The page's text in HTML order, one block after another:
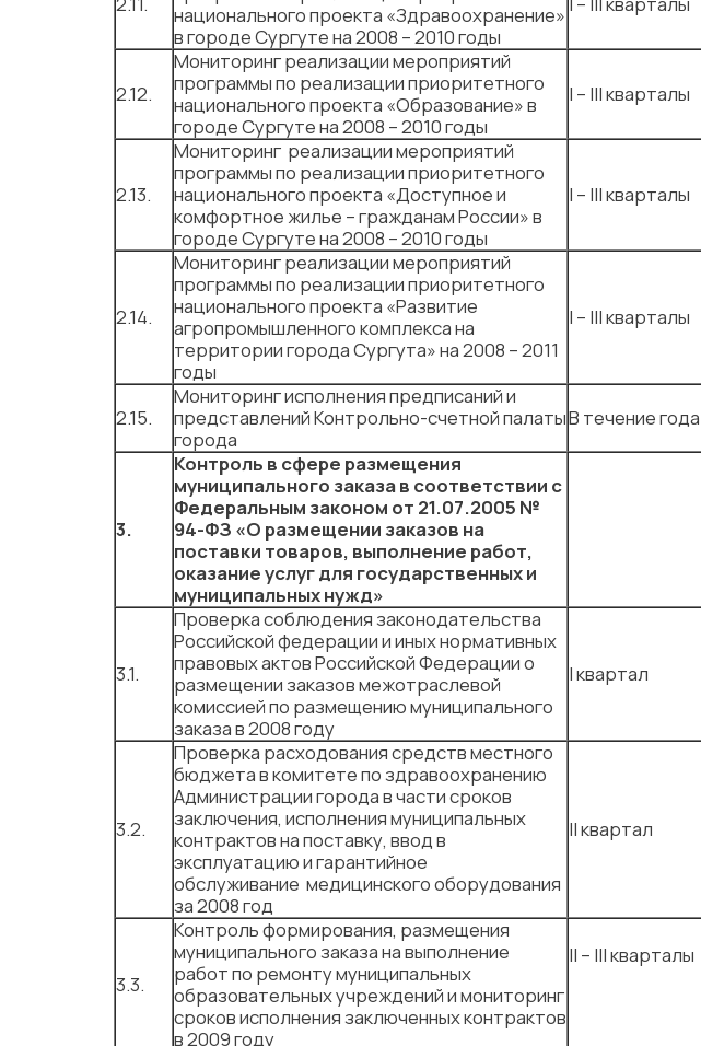
национального проекта «Здравоохранение»
в городе Сургуте на 2008 – 2010 годы
2.12.
Мониторинг реализации мероприятий
программы по реализации приоритетного
национального проекта «Образование» в
городе Сургуте на 2008 – 2010 годы
I – III кварталы
2.13.
Мониторинг реализации мероприятий
программы по реализации приоритетного
национального проекта «Доступное и
комфортное жилье – гражданам России» в
городе Сургуте на 2008 – 2010 годы
I – III кварталы
2.14.
Мониторинг реализации мероприятий
программы по реализации приоритетного
национального проекта «Развитие
агропромышленного комплекса на
территории города Сургута» на 2008 – 2011
годы
I – III кварталы
2.15.
Мониторинг исполнения предписаний и
представлений Контрольно-счетной палаты
города
В течение года
3.
Контроль в сфере размещения
муниципального заказа в соответствии с
Федеральным законом от 21.07.2005 №
94-ФЗ «О размещении заказов на
поставки товаров, выполнение работ,
оказание услуг для государственных и
муниципальных нужд»
3.1.
Проверка соблюдения законодательства
Российской федерации и иных нормативных
правовых актов Российской Федерации о
размещении заказов межотраслевой
комиссией по размещению муниципального
заказа в 2008 году
I квартал
3.2.
Проверка расходования средств местного
бюджета в комитете по здравоохранению
Администрации города в части сроков
заключения, исполнения муниципальных
контрактов на поставку, ввод в
эксплуатацию и гарантийное
обслуживание медицинского оборудования
за 2008 год
II квартал
3.3.
Контроль формирования, размещения
муниципального заказа на выполнение
работ по ремонту муниципальных
образовательных учреждений и мониторинг
сроков исполнения заключенных контрактов
в 2009 году
II – III кварталы